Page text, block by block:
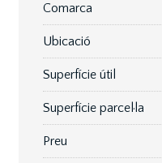
Comarca
Ubicació
Superfície útil
Superfície parcel·la
Preu